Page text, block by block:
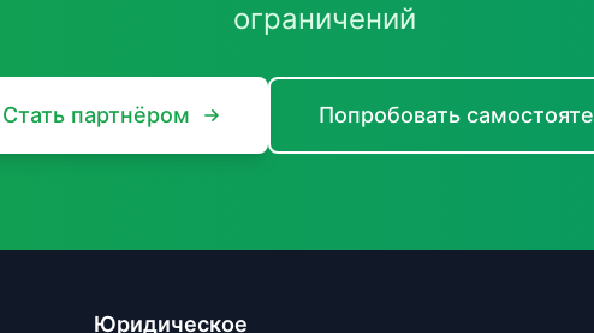
ограничений
Стать партнёром Попробовать
Юридическое